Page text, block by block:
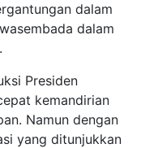
dalam
dalam
Presiden
kemandirian
Namun dengan
yang ditunjukkan